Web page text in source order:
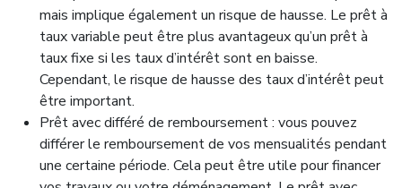
mais implique également un risque de hausse. Le prêt à
taux variable peut être plus avantageux qu’un prêt à
taux fixe si les taux d’intérêt sont en baisse.
Cependant, le risque de hausse des taux d’intérêt peut
être important.
Prêt avec différé de remboursement : vous pouvez
différer le remboursement de vos mensualités pendant
une certaine période. Cela peut être utile pour financer